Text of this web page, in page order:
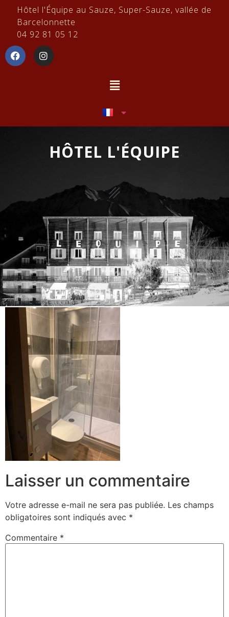
Hôtel l'Équipe au Sauze, Super-Sauze, vallée de
Barcelonnette
04 92 81 05 12
HÔTEL L'ÉQUIPE
Laisser un commentaire
Votre adresse e-mail ne sera pas publiée. Les champs
obligatoires sont indiqués avec *
Commentaire *